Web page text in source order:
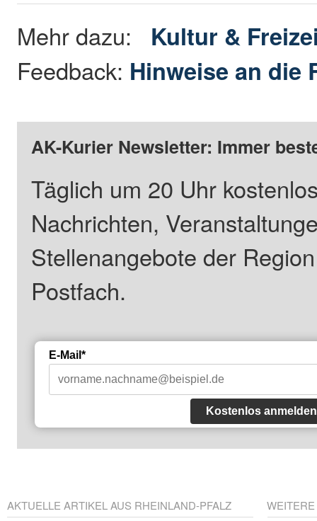
Mehr dazu: Kultur &
Feedback: Hinweise an die
AK-Kurier Newsletter: Immer
Täglich um 20 Uhr
Nachrichten,
Stellenangebote der
Postfach.
E-Mail*
Kostenlos anmelden
AKTUELLE ARTIKEL AUS RHEINLAND-PFALZ